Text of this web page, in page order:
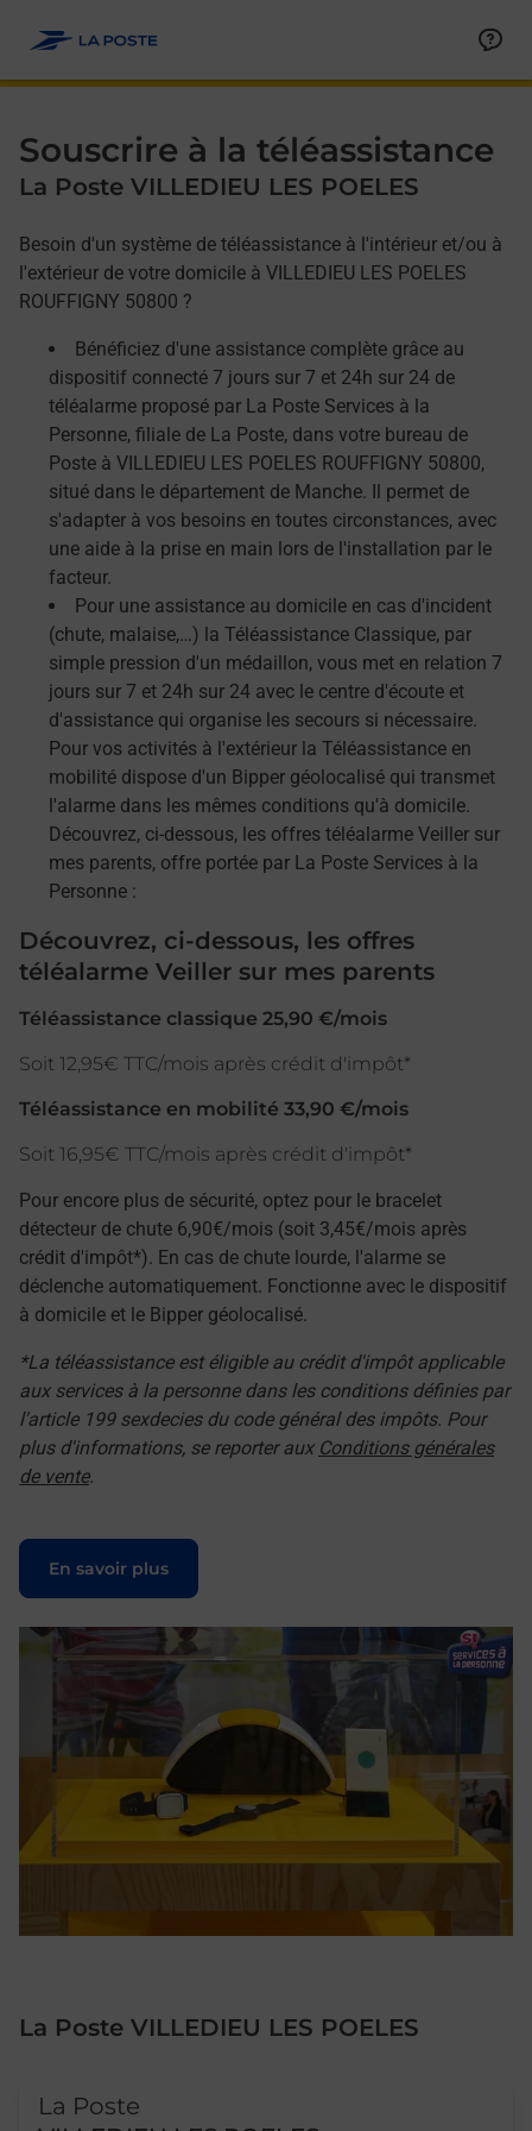
Souscrire à la téléassistance
La Poste VILLEDIEU LES POELES
Besoin d'un système de téléassistance à l'intérieur et/ou à
l'extérieur de votre domicile à VILLEDIEU LES POELES
ROUFFIGNY 50800 ?
Bénéficiez d'une assistance complète grâce au
dispositif connecté 7 jours sur 7 et 24h sur 24 de
téléalarme proposé par La Poste Services à la
Personne, filiale de La Poste, dans votre bureau de
Poste à VILLEDIEU LES POELES ROUFFIGNY 50800,
situé dans le département de Manche. Il permet de
s'adapter à vos besoins en toutes circonstances, avec
une aide à la prise en main lors de l'installation par le
facteur.
Pour une assistance au domicile en cas d'incident
(chute, malaise,…) la Téléassistance Classique, par
simple pression d'un médaillon, vous met en relation 7
jours sur 7 et 24h sur 24 avec le centre d'écoute et
d'assistance qui organise les secours si nécessaire.
Pour vos activités à l'extérieur la Téléassistance en
mobilité dispose d'un Bipper géolocalisé qui transmet
l'alarme dans les mêmes conditions qu'à domicile.
Découvrez, ci-dessous, les offres téléalarme Veiller sur
mes parents, offre portée par La Poste Services à la
Personne :
Découvrez, ci-dessous, les offres
téléalarme Veiller sur mes parents
Téléassistance classique 25,90 €/mois
Soit 12,95€ TTC/mois après crédit d'impôt*
Téléassistance en mobilité 33,90 €/mois
Soit 16,95€ TTC/mois après crédit d'impôt*
Pour encore plus de sécurité, optez pour le bracelet
détecteur de chute 6,90€/mois (soit 3,45€/mois après
crédit d'impôt*). En cas de chute lourde, l'alarme se
déclenche automatiquement. Fonctionne avec le dispositif
à domicile et le Bipper géolocalisé.
*La téléassistance est éligible au crédit d'impôt applicable
aux services à la personne dans les conditions définies par
l'article 199 sexdecies du code général des impôts. Pour
plus d'informations, se reporter aux Conditions générales
de vente.
En savoir plus
Le lien s'ouvre dans un nouvel onglet
La Poste VILLEDIEU LES POELES
La Poste